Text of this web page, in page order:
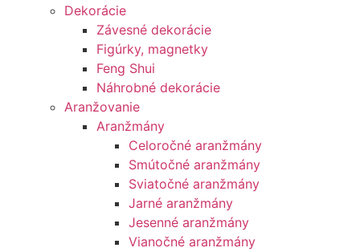
Dekorácie
Závesné dekorácie
Figúrky, magnetky
Feng Shui
Náhrobné dekorácie
Aranžovanie
Aranžmány
Celoročné aranžmány
Smútočné aranžmány
Sviatočné aranžmány
Jarné aranžmány
Jesenné aranžmány
Vianočné aranžmány